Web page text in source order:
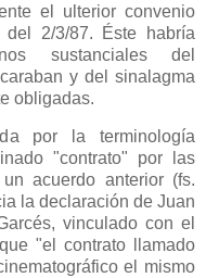
el ulterior convenio
2/3/87. Éste habría
sustanciales del
y del sinalagma
obligadas.
por la terminología
"contrato" por las
acuerdo anterior (fs.
la declaración de Juan
vinculado con el
"el contrato llamado
el mismo